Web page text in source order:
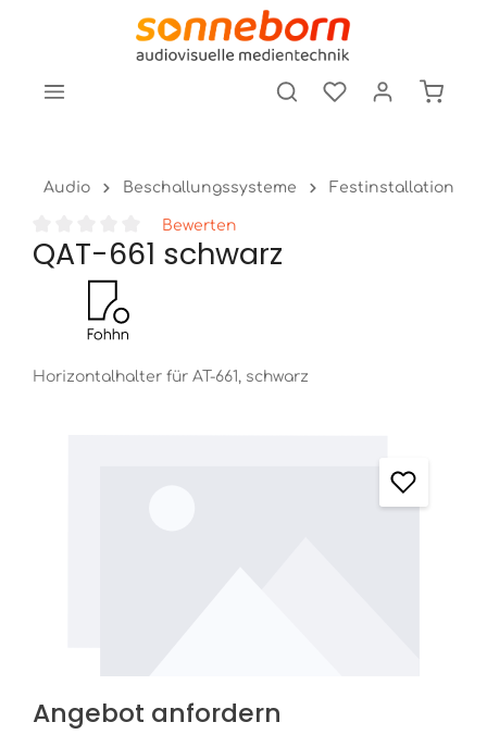
springen
Audio Beschallungssysteme Festinstallation
Durchschnittliche Bewertung von 0 von 5 Sternen
Bewerten
QAT-661 schwarz
Horizontalhalter für AT-661, schwarz
Angebot anfordern